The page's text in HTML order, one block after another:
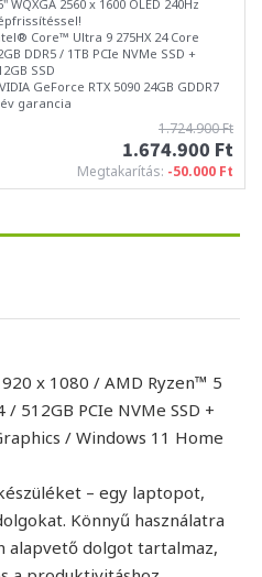
WQXGA 2560 x 1600 OLED 240Hz
Core™ Ultra 9 275HX 24 Core
DDR5 / 1TB PCIe NVMe SSD +
SSD
GeForce RTX 5090 24GB GDDR7
garancia
1.724.900 Ft
1.674.900 Ft
Megtakarítás: -50.000 Ft
x 1080 / AMD Ryzen™ 5
512GB PCIe NVMe SSD +
/ Windows 11 Home
– egy laptopot,
Könnyű használatra
alapvető dolgot tartalmaz,